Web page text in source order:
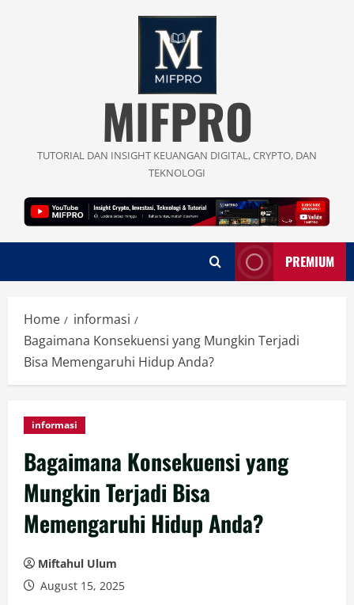
MIFPRO
TUTORIAL DAN INSIGHT KEUANGAN DIGITAL, CRYPTO, DAN
TEKNOLOGI
PREMIUM
Home
informasi
Bagaimana Konsekuensi yang Mungkin Terjadi
Bisa Memengaruhi Hidup Anda?
informasi
Bagaimana Konsekuensi yang
Mungkin Terjadi Bisa
Memengaruhi Hidup Anda?
Miftahul Ulum
August 15, 2025